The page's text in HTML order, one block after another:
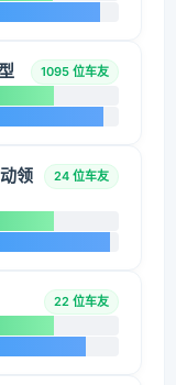
1095 位车友
领
24 位车友
22 位车友